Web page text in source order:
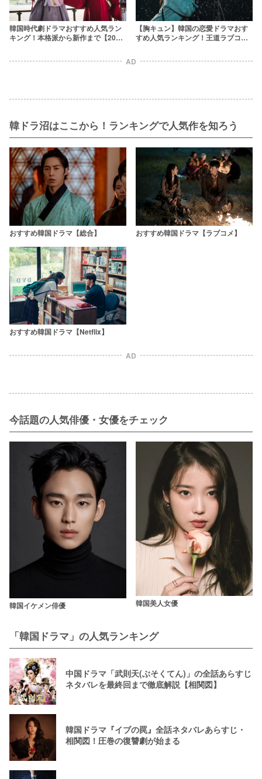
韓国時代劇ドラマおすすめ人気ラン
キング！本格派から新作まで【2025
【胸キュン】韓国の恋愛ドラマおす
すめ人気ランキング！王道ラブコメ
AD
韓ドラ沼はここから！ランキングで人気作を知ろう
おすすめ韓国ドラマ【総合】 おすすめ韓国ドラマ【ラブコメ】
おすすめ韓国ドラマ【Netflix】
AD
今話題の人気俳優・女優をチェック
韓国イケメン俳優 韓国美人女優
「韓国ドラマ」の人気ランキング
中国ドラマ「武則天(ぶそくてん)」の全話あらすじ
ネタバレを最終回まで徹底解説【相関図】
韓国ドラマ『イブの罠』全話ネタバレあらすじ・
相関図！圧巻の復讐劇が始まる